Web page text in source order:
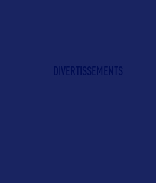
DIVERTISSEMENTS